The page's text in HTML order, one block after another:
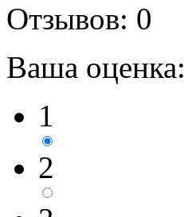
Отзывов: 0
Ваша оценка:
1
2